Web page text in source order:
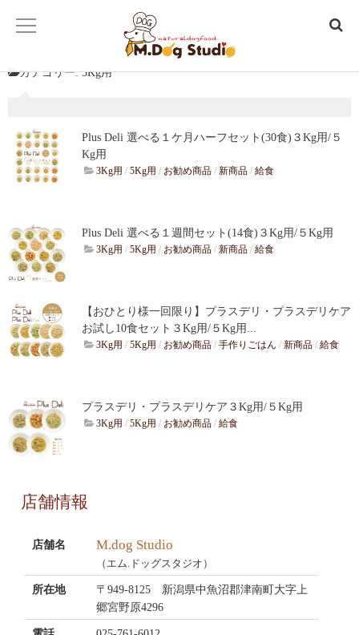
カテゴリー:3Kg用
Plus Deli 選べる１ケ月ハーフセット(30食)３Kg用/５
Kg用
3Kg用 / 5Kg用 / お勧め商品 / 新商品 / 給食
Plus Deli 選べる１週間セット(14食)３Kg用/５Kg用
3Kg用 / 5Kg用 / お勧め商品 / 新商品 / 給食
【おひとり様一回限り】プラスデリ・プラスデリケア
お試し10食セット３Kg用/５Kg用...
3Kg用 / 5Kg用 / お勧め商品 / 手作りごはん / 新商品 / 給食
プラスデリ・プラスデリケア３Kg用/５Kg用
3Kg用 / 5Kg用 / お勧め商品 / 給食
店舗情報
店舗名 M.dog Studio
（エム.ドッグスタジオ）
所在地
〒949-8125 新潟県中魚沼郡津南町大字上
郷宮野原4296